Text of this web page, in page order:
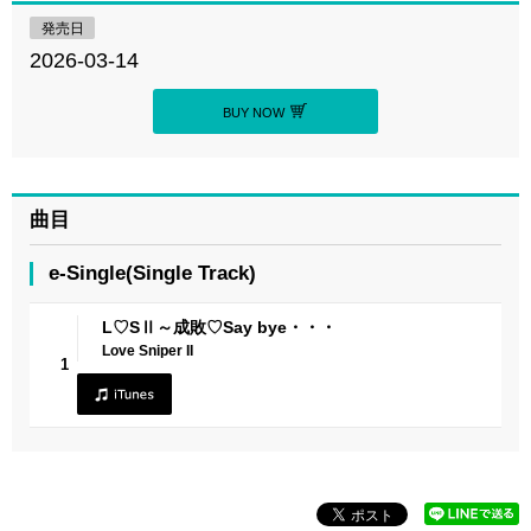
発売日
2026-03-14
BUY NOW
曲目
e-Single(Single Track)
1
L♡SⅡ～成敗♡Say bye・・・
Love Sniper II